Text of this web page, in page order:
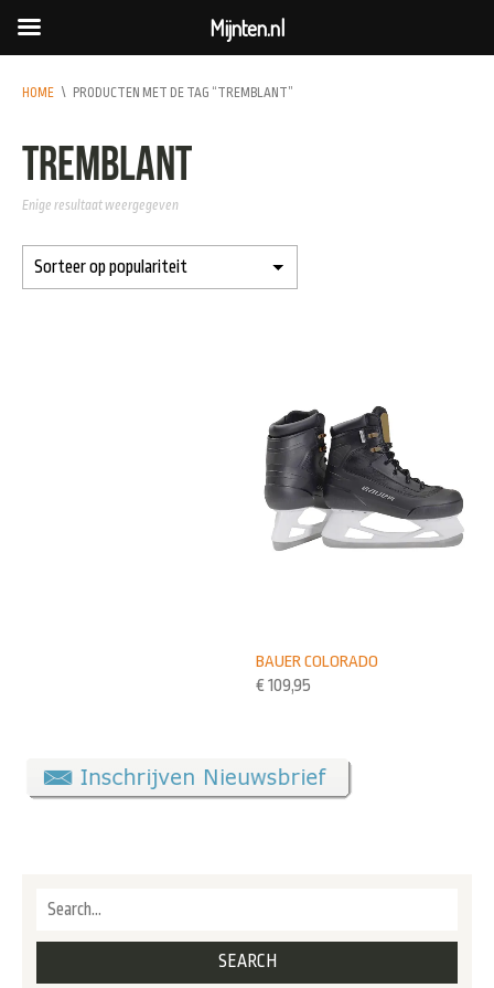
HOME \ PRODUCTEN MET DE TAG “TREMBLANT”
tremblant
Enige resultaat weergegeven
BAUER COLORADO
€ 109,95
Mijnten.nl